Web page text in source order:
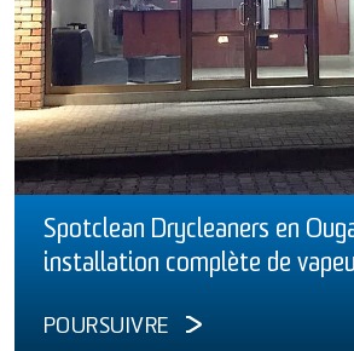
Spotclean Drycleaners en
installation complète de
POURSUIVRE